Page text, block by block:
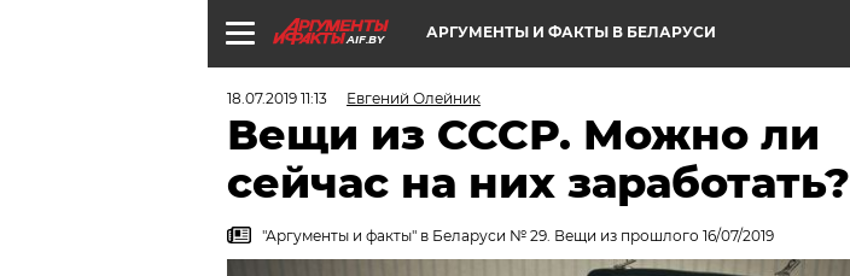
AIF.BY АРГУМЕНТЫ И ФАКТЫ В БЕЛАРУСИ
18.07.2019 11:13 Евгений Олейник
Вещи из СССР. Можно ли
сейчас на них заработать?
"Аргументы и факты" в Беларуси № 29. Вещи из прошлого 16/07/2019